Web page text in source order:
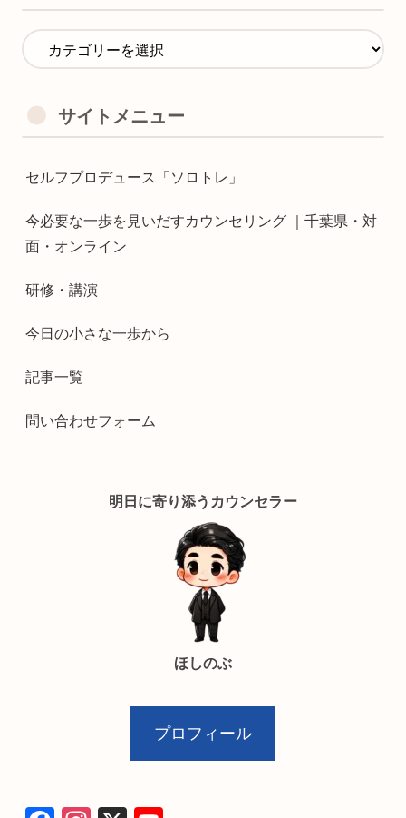
サイトメニュー
セルフプロデュース「ソロトレ」
今必要な一歩を見いだすカウンセリング ｜千葉県・対
面・オンライン
研修・講演
今日の小さな一歩から
記事一覧
問い合わせフォーム
明日に寄り添うカウンセラー
ほしのぶ
プロフィール